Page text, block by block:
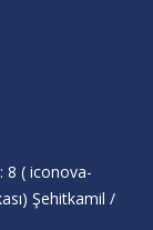
8 ( iconova-
Şehitkamil /